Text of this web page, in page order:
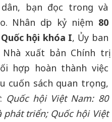
bạn đọc trong và
Nhân dịp kỷ niệm 80
hội khóa I, Ủy ban
xuất bản Chính trị
hợp hoàn thành việc
cuốn sách quan trọng,
Quốc hội Việt Nam: 80
triển; Quốc hội Việt